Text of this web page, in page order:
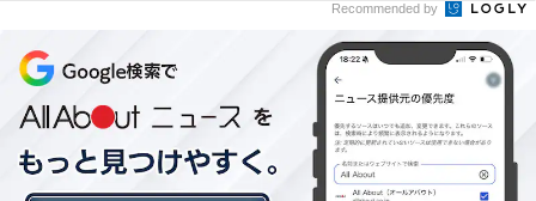
Recommended by